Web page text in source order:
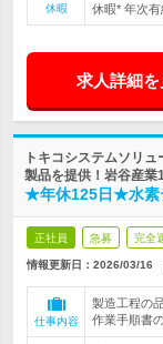
休暇
休暇* 年次
求人詳細を
トキコシステムソリ
製品を提供！岩谷産業
★年休125日★水素
正社員 急募 完全
情報更新日：2026/03/16
仕事内容
製造工程の
作業手順書